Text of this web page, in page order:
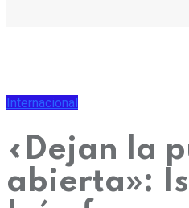
Internacional
«Dejan la
abierta»: